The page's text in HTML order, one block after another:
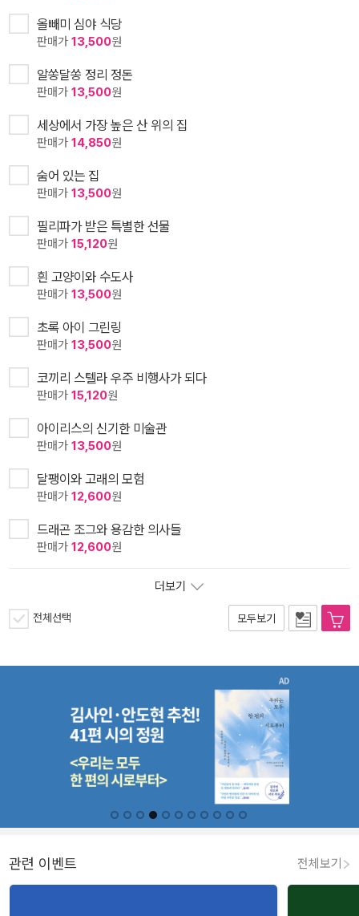
올빼미 심야 식당
판매가 13,500원
알쏭달쏭 정리 정돈
판매가 13,500원
세상에서 가장 높은 산 위의 집
판매가 14,850원
숨어 있는 집
판매가 13,500원
필리파가 받은 특별한 선물
판매가 15,120원
흰 고양이와 수도사
판매가 13,500원
초록 아이 그린링
판매가 13,500원
코끼리 스텔라 우주 비행사가 되다
판매가 15,120원
아이리스의 신기한 미술관
판매가 13,500원
달팽이와 고래의 모험
판매가 12,600원
드래곤 조그와 용감한 의사들
판매가 12,600원
더보기
전체선택 모두보기
관련 이벤트 전체보기